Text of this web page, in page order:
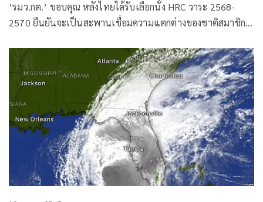
‘รมว.กต.’ ขอบคุณ หลังไทยได้รับเลือกนั่ง HRC วาระ 2568-
2570 ยืนยันจะเป็นสะพานเชื่อมความแตกต่างของชาติสมาชิก
ไทยให้เป็นที่ยอมรับ